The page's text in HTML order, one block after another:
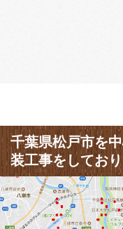
千葉県松戸市を
装工事をしてお